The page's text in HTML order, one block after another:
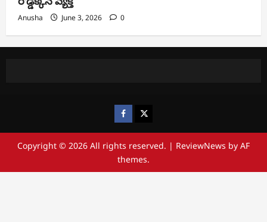
Anusha June 3, 2026 0
https://www.facebook.com/
https://x.com/
Copyright © 2026 All rights reserved. | ReviewNews by AF
themes.